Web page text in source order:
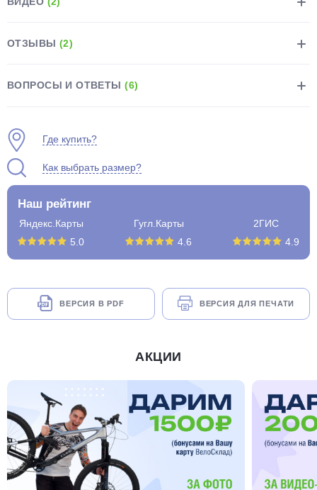
ОТЗЫВЫ (2)
ВОПРОСЫ И ОТВЕТЫ(6)
Где купить?
Как выбрать размер?
Наш рейтинг
Яндекс.Карты
5.0
Гугл.Карты
4.6
2ГИС
4.9
ВЕРСИЯ В PDF ВЕРСИЯ ДЛЯ ПЕЧАТИ
АКЦИИ